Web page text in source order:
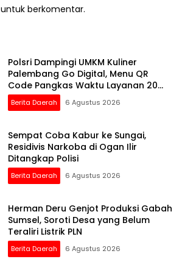
untuk berkomentar.
Polsri Dampingi UMKM Kuliner
Palembang Go Digital, Menu QR
Code Pangkas Waktu Layanan 20
Persen
Berita Daerah 6 Agustus 2026
Sempat Coba Kabur ke Sungai,
Residivis Narkoba di Ogan Ilir
Ditangkap Polisi
Berita Daerah 6 Agustus 2026
Herman Deru Genjot Produksi Gabah
Sumsel, Soroti Desa yang Belum
Teraliri Listrik PLN
Berita Daerah 6 Agustus 2026